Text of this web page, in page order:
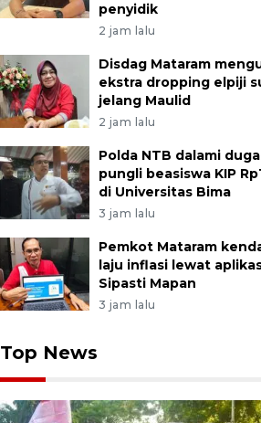
penyidik
2 jam lalu
Disdag Mataram
ekstra dropping elpiji
jelang Maulid
2 jam lalu
Polda NTB dalami
pungli beasiswa KIP
di Universitas Bima
3 jam lalu
Pemkot Mataram
laju inflasi lewat
Sipasti Mapan
3 jam lalu
Top News